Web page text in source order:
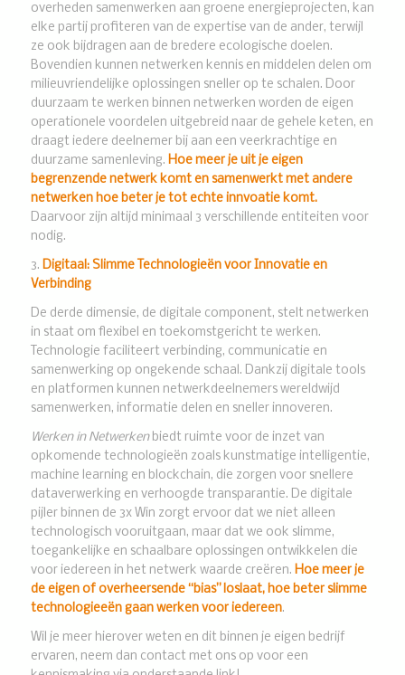
overheden samenwerken aan groene energieprojecten, kan
elke partij profiteren van de expertise van de ander, terwijl
ze ook bijdragen aan de bredere ecologische doelen.
Bovendien kunnen netwerken kennis en middelen delen om
milieuvriendelijke oplossingen sneller op te schalen. Door
duurzaam te werken binnen netwerken worden de eigen
operationele voordelen uitgebreid naar de gehele keten, en
draagt iedere deelnemer bij aan een veerkrachtige en
duurzame samenleving. Hoe meer je uit je eigen
begrenzende netwerk komt en samenwerkt met andere
netwerken hoe beter je tot echte innvoatie komt.
Daarvoor zijn altijd minimaal 3 verschillende entiteiten voor
nodig.
3. Digitaal: Slimme Technologieën voor Innovatie en
Verbinding
De derde dimensie, de digitale component, stelt netwerken
in staat om flexibel en toekomstgericht te werken.
Technologie faciliteert verbinding, communicatie en
samenwerking op ongekende schaal. Dankzij digitale tools
en platformen kunnen netwerkdeelnemers wereldwijd
samenwerken, informatie delen en sneller innoveren.
Werken in Netwerkenbiedt ruimte voor de inzet van
opkomende technologieën zoals kunstmatige intelligentie,
machine learning en blockchain, die zorgen voor snellere
dataverwerking en verhoogde transparantie. De digitale
pijler binnen de 3x Win zorgt ervoor dat we niet alleen
technologisch vooruitgaan, maar dat we ook slimme,
toegankelijke en schaalbare oplossingen ontwikkelen die
voor iedereen in het netwerk waarde creëren. Hoe meer je
de eigen of overheersende “bias” loslaat, hoe beter slimme
technologieeën gaan werken voor iedereen.
Wil je meer hierover weten en dit binnen je eigen bedrijf
ervaren, neem dan contact met ons op voor een